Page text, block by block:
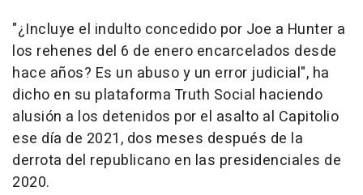
"¿Incluye el indulto concedido por Joe a Hunter a
los rehenes del 6 de enero encarcelados desde
hace años? Es un abuso y un error judicial", ha
dicho en su plataforma Truth Social haciendo
alusión a los detenidos por el asalto al Capitolio
ese día de 2021, dos meses después de la
derrota del republicano en las presidenciales de
2020.